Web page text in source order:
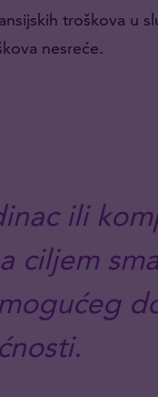
troškova u
nesreće.
ili
ciljem